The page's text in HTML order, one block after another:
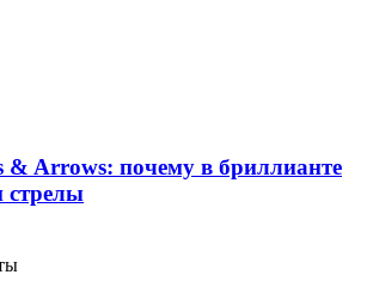
& Arrows: почему в бриллианте
стрелы